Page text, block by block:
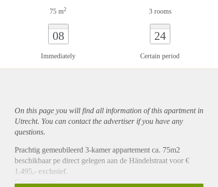
75 m2 3 rooms
08
Immediately
24
Certain period
On this page you will find all information of this apartmentin
Utrecht. You can contact the advertiser if you have any
questions.
Prachtig gemeubileerd 3-kamer appartement ca. 75m2
beschikbaar pe direct gelegen aan de Händelstraat voor €
1.495,- exclusief.
Omschrijving